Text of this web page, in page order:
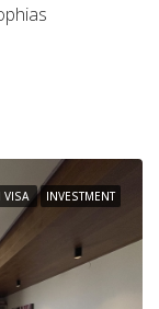
VISA INVESTMENT